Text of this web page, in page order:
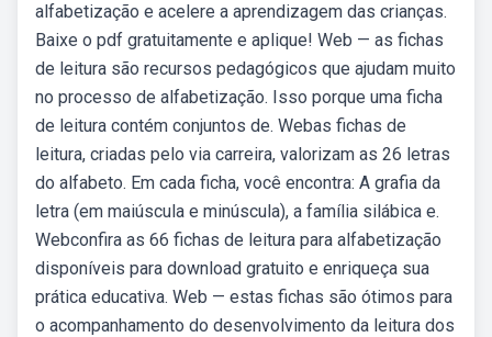
alfabetização e acelere a aprendizagem das crianças.
Baixe o pdf gratuitamente e aplique! Web — as fichas
de leitura são recursos pedagógicos que ajudam muito
no processo de alfabetização. Isso porque uma ficha
de leitura contém conjuntos de. Webas fichas de
leitura, criadas pelo via carreira, valorizam as 26 letras
do alfabeto. Em cada ficha, você encontra: A grafia da
letra (em maiúscula e minúscula), a família silábica e.
Webconfira as 66 fichas de leitura para alfabetização
disponíveis para download gratuito e enriqueça sua
prática educativa. Web — estas fichas são ótimos para
o acompanhamento do desenvolvimento da leitura dos